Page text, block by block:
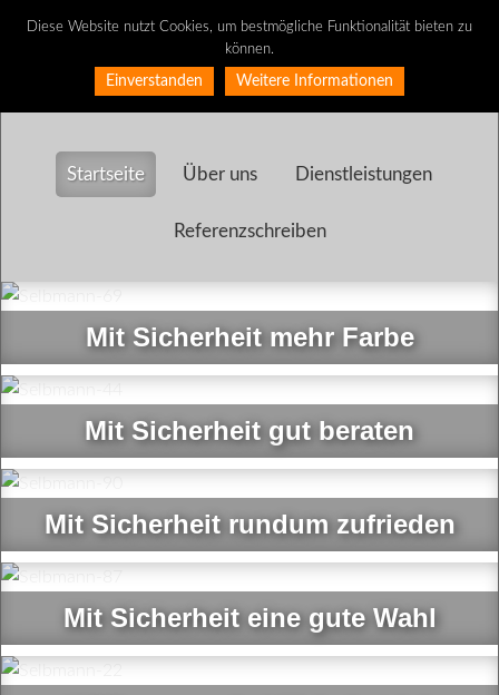
Startseite Über uns Dienstleistungen
Referenzschreiben
Mit Sicherheit mehr Farbe
Mit Sicherheit gut beraten
Mit Sicherheit rundum zufrieden
Mit Sicherheit eine gute Wahl
Diese Website nutzt Cookies, um bestmögliche Funktionalität bieten zu
können.
Einverstanden Weitere Informationen